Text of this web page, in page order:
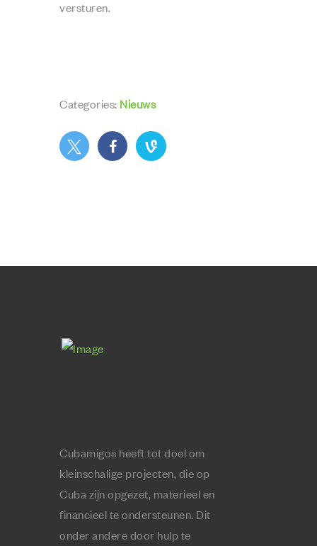
versturen.
Categories: Nieuws
Cubamigos heeft tot doel om
kleinschalige projecten, die op
Cuba zijn opgezet, materieel en
financieel te ondersteunen. Dit
onder andere door hulp te